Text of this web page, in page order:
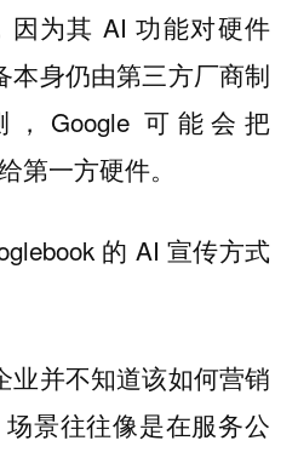
因为其 AI 功能对硬件
本身仍由第三方厂商制
Google 可能会把
第一方硬件。
的 AI 宣传方式
业并不知道该如何营销
景往往像是在服务公